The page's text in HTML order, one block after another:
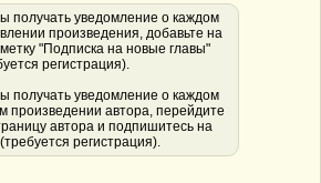
получать уведомление о каждом
произведения, добавьте на
"Подписка на новые главы"
регистрация).
получать уведомление о каждом
произведении автора, перейдите
автора и подпишитесь на
регистрация).